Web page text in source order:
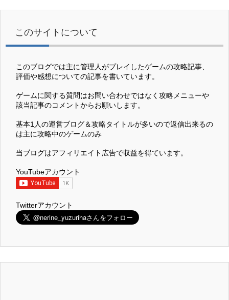
このサイトについて
このブログでは主に管理人がプレイしたゲームの攻略記事、
評価や感想についての記事を書いています。
ゲームに関する質問はお問い合わせではなく攻略メニューや
該当記事のコメントからお願いします。
基本1人の運営ブログ＆攻略タイトルが多いので返信出来るの
は主に攻略中のゲームのみ
当ブログはアフィリエイト広告で収益を得ています。
YouTubeアカウント
Twitterアカウント